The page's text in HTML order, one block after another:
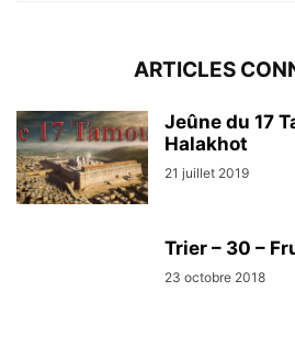
ARTICLES
Jeûne du 17
Halakhot
21 juillet 2019
Trier – 30 –
23 octobre 2018